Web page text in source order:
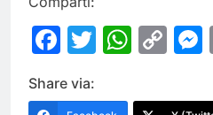
Facebook
Twitter
Share via: